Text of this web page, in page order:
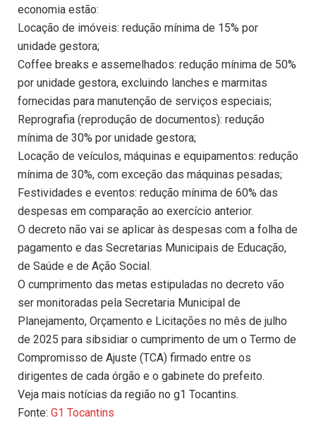
economia estão:
Locação de imóveis: redução mínima de 15% por
unidade gestora;
Coffee breaks e assemelhados: redução mínima de 50%
por unidade gestora, excluindo lanches e marmitas
fornecidas para manutenção de serviços especiais;
Reprografia (reprodução de documentos): redução
mínima de 30% por unidade gestora;
Locação de veículos, máquinas e equipamentos: redução
mínima de 30%, com exceção das máquinas pesadas;
Festividades e eventos: redução mínima de 60% das
despesas em comparação ao exercício anterior.
O decreto não vai se aplicar às despesas com a folha de
pagamento e das Secretarias Municipais de Educação,
de Saúde e de Ação Social.
O cumprimento das metas estipuladas no decreto vão
ser monitoradas pela Secretaria Municipal de
Planejamento, Orçamento e Licitações no mês de julho
de 2025 para sibsidiar o cumprimento de um o Termo de
Compromisso de Ajuste (TCA) firmado entre os
dirigentes de cada órgão e o gabinete do prefeito.
Veja mais notícias da região no g1 Tocantins.
Fonte: G1 Tocantins